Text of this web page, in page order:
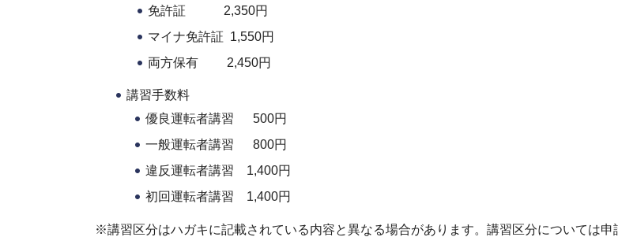
免許証 2,350円
マイナ免許証 1,550円
両方保有 2,450円
講習手数料
優良運転者講習 500円
一般運転者講習 800円
違反運転者講習 1,400円
初回運転者講習 1,400円
※講習区分はハガキに記載されている内容と異なる場合があります。講習区分については申